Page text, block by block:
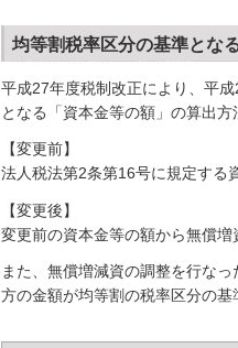
均等割税率区分の基準とな
平成27年度税制改正により、平
となる「資本金等の額」の算出方
【変更前】
法人税法第2条第16号に規定する
【変更後】
変更前の資本金等の額から無償
また、無償増減資の調整を行な
方の金額が均等割の税率区分の基